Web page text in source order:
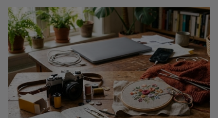
Piesa „Un actor grăbit” a Laurei Stoica – prima în topul
preferinţelor ...